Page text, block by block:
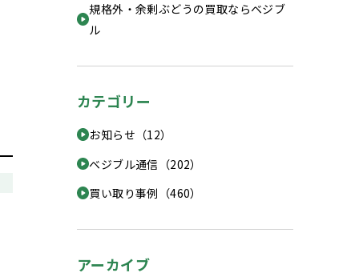
規格外・余剰ぶどうの買取ならベジブ
ル
カテゴリー
お知らせ（12）
ベジブル通信（202）
買い取り事例（460）
アーカイブ